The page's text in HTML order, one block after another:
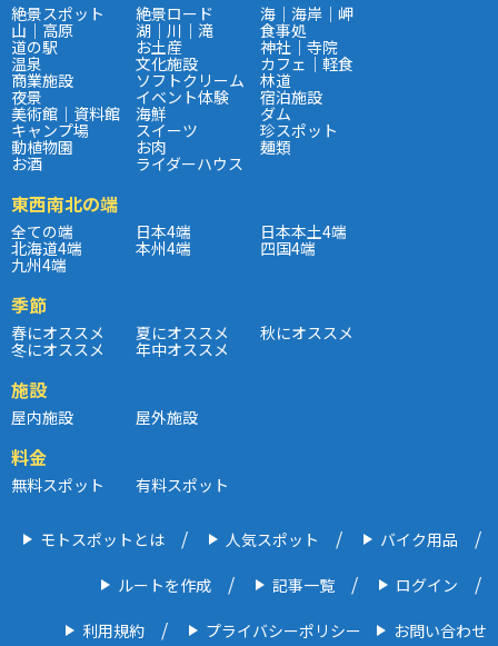
絶景スポット 絶景ロード 海｜海岸｜岬
山｜高原 湖｜川｜滝 食事処
道の駅 お土産 神社｜寺院
温泉 文化施設 カフェ｜軽食
商業施設 ソフトクリーム 林道
夜景 イベント体験 宿泊施設
美術館｜資料館 海鮮 ダム
キャンプ場 スイーツ 珍スポット
動植物園 お肉 麺類
お酒 ライダーハウス
東西南北の端
全ての端 日本4端 日本本土4端
北海道4端 本州4端 四国4端
九州4端
季節
春にオススメ 夏にオススメ 秋にオススメ
冬にオススメ 年中オススメ
施設
屋内施設 屋外施設
料金
無料スポット 有料スポット
モトスポットとは 人気スポット バイク用品
ルートを作成 記事一覧 ログイン
利用規約 プライバシーポリシー お問い合わせ